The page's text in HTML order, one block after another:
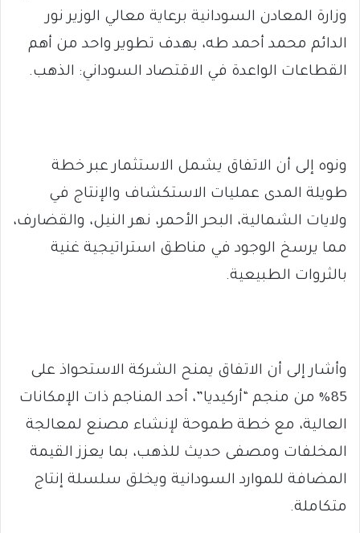
وزارة المعادن السودانية برعاية معالي الوزير نور
الدائم محمد أحمد طه، بهدف تطوير واحد من أهم
القطاعات الواعدة في الاقتصاد السوداني: الذهب.
ونوه إلى أن الاتفاق يشمل الاستثمار عبر خطة
طويلة المدى عمليات الاستكشاف والإنتاج في
ولايات الشمالية، البحر الأحمر، نهر النيل، والقضارف،
مما يرسخ الوجود في مناطق استراتيجية غنية
بالثروات الطبيعية.
وأشار إلى أن الاتفاق يمنح الشركة الاستحواذ على
85% من منجم “أركيديا”، أحد المناجم ذات الإمكانات
العالية، مع خطة طموحة لإنشاء مصنع لمعالجة
المخلفات ومصفى حديث للذهب، بما يعزز القيمة
المضافة للموارد السودانية ويخلق سلسلة إنتاج
متكاملة.